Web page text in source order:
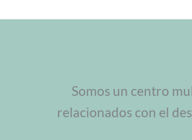
Somos un centro
relacionados con el